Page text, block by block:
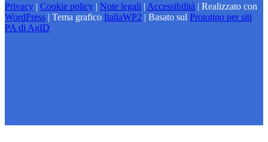
Privacy | Cookie policy | Note legali | Accessibilità | Realizzato con
WordPress | Tema grafico ItaliaWP2 | Basato sul Prototipo per siti
PA di AgID